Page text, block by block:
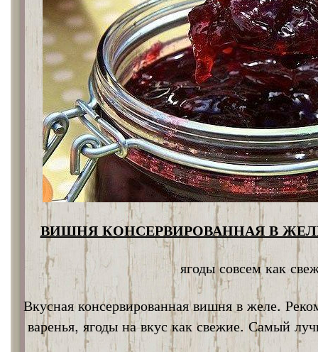
ВИШНЯ КОНСЕРВИРОВАННАЯ В
ягоды совсем как
Вкусная консервированная вишня в желе.
варенья, ягоды на вкус как свежие. Самый